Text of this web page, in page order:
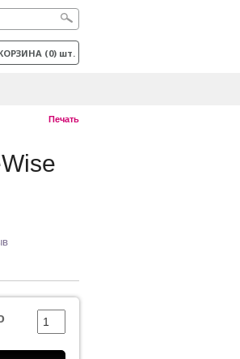
(0) шт.
Печать